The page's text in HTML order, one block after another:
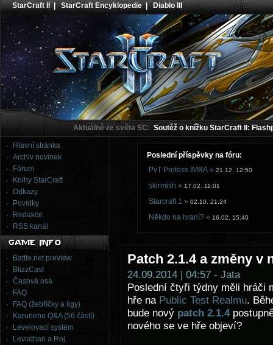
StarCraft II |StarCraft Encyklopedie|Diablo III
Aktuálně ze světa SC: Soutěž o knížku StarCraft II:
Hlavní stránka
Archiv novinek
Fórum
Knihy StarCraft
Odkazy
Povídky
Redakce
RSS kanál
Battle.net preview
BlizzCast
Časová osa
FAQ
FAQ (žebříčky a ligy)
Karuneho Q&A (56 částí)
Levelovací systém
Leviathan a Roj
Poslední příspěvky na fóru:
PvT Protoss IMBA » 21.12. 12:50
skirmish » 17.02. 11:01
Starcraft 1 » 02.10. 21:24
Někdo na hraní? » 16.02. 15:40
Patch 2.1.4 a změny v
24.09.2014 | 04:57 - Jata
Poslední čtyři týdny měli hráči
hře na Public Test Realmu.
bude nový patch 2.1.4
nového se ve hře objeví?